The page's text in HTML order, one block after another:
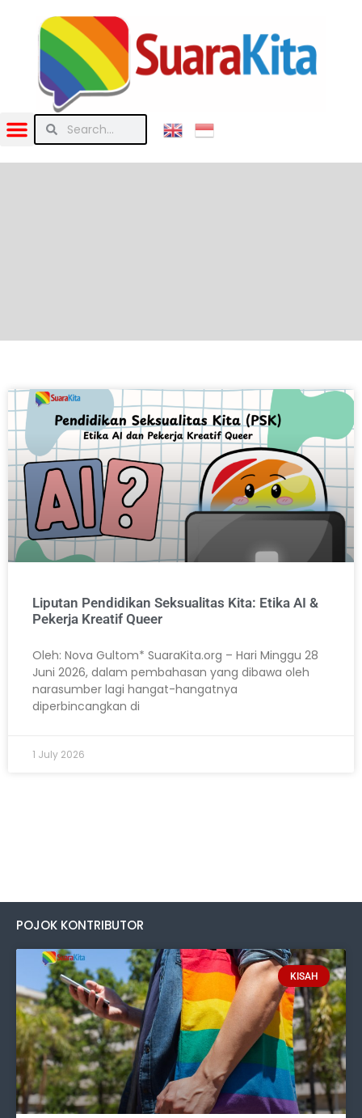
Liputan Pendidikan Seksualitas Kita: Etika AI &
Pekerja Kreatif Queer
Oleh: Nova Gultom* SuaraKita.org – Hari Minggu 28
Juni 2026, dalam pembahasan yang dibawa oleh
narasumber lagi hangat-hangatnya
diperbincangkan di
1 July 2026
POJOK KONTRIBUTOR
KISAH